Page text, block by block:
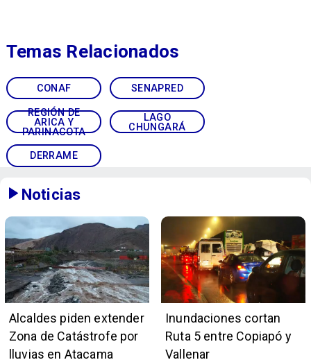
CONAF SENAPRED
REGIÓN DE
ARICA Y
PARINACOTA
LAGO
CHUNGARÁ
DERRAME
Temas Relacionados
Noticias
Alcaldes piden extender
Zona de Catástrofe por
lluvias en Atacama
Inundaciones cortan
Ruta 5 entre Copiapó y
Vallenar